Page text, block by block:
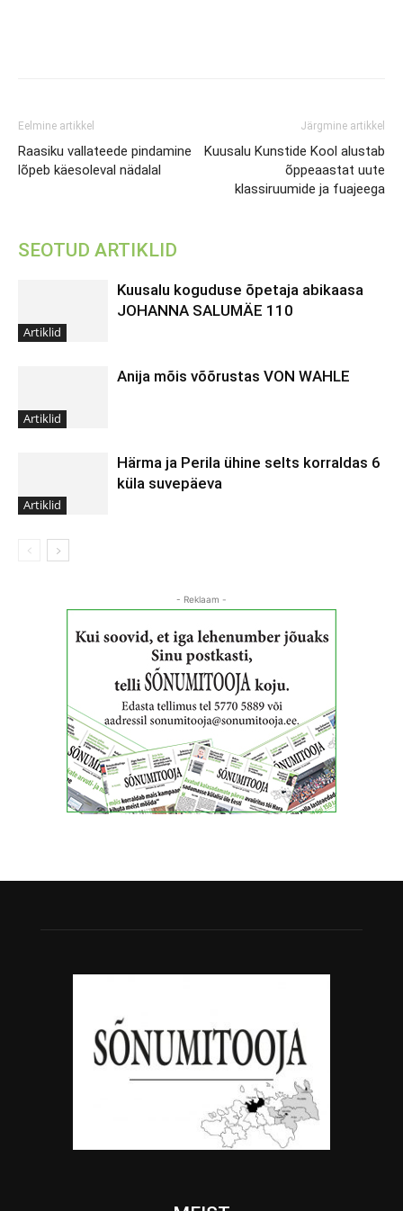
Eelmine artikkel
Raasiku vallateede pindamine
lõpeb käesoleval nädalal
Järgmine artikkel
Kuusalu Kunstide Kool alustab
õppeaastat uute
klassiruumide ja fuajeega
SEOTUD ARTIKLID
Artiklid
Kuusalu koguduse õpetaja abikaasa
JOHANNA SALUMÄE 110
Artiklid
Anija mõis võõrustas VON WAHLE
Artiklid
Härma ja Perila ühine selts korraldas 6
küla suvepäeva
- Reklaam -